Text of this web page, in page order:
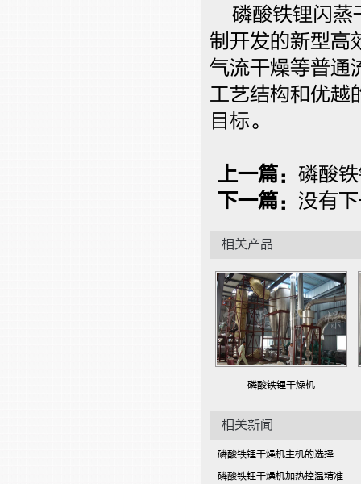
磷酸铁锂闪蒸
制开发的新型高
气流干燥等普通
工艺结构和优越
目标。
上一篇： 磷酸
下一篇： 没有
相关产品
磷酸铁锂干燥机
相关新闻
磷酸铁锂干燥机主机的选择
磷酸铁锂干燥机加热控温精准